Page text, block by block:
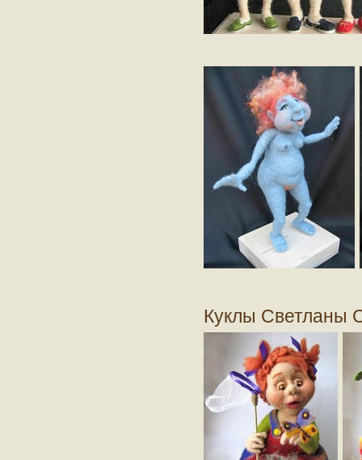
Куклы Светланы